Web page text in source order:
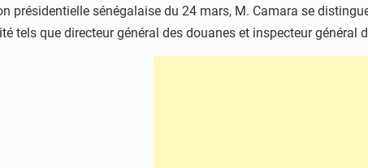
présidentielle sénégalaise du 24 mars, M. Camara se
tels que directeur général des douanes et inspecteur général